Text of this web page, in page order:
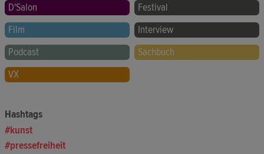
D'Salon
Festival
Film
Interview
Podcast
Sachbuch
VX
Hashtags
kunst
pressefreiheit